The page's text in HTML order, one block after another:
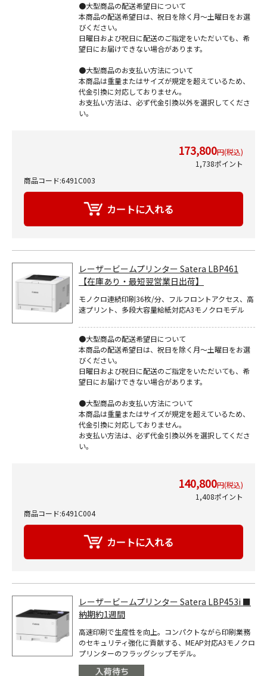
●大型商品の配送希望日について
本商品の配送希望日は、祝日を除く月～土曜日をお選
びください。
日曜日および祝日に配送のご指定をいただいても、希
望日にお届けできない場合があります。
●大型商品のお支払い方法について
本商品は重量またはサイズが規定を超えているため、
代金引換に対応しておりません。
お支払い方法は、必ず代金引換以外を選択してくださ
い。
173,800円(税込)
1,738ポイント
商品コード:6491C003
レーザービームプリンター Satera LBP461
【在庫あり・最短翌営業日出荷】
モノクロ連続印刷36枚/分、フルフロントアクセス、高
速プリント、多段大容量給紙対応A3モノクロモデル
●大型商品の配送希望日について
本商品の配送希望日は、祝日を除く月～土曜日をお選
びください。
日曜日および祝日に配送のご指定をいただいても、希
望日にお届けできない場合があります。
●大型商品のお支払い方法について
本商品は重量またはサイズが規定を超えているため、
代金引換に対応しておりません。
お支払い方法は、必ず代金引換以外を選択してくださ
い。
140,800円(税込)
1,408ポイント
商品コード:6491C004
レーザービームプリンター Satera LBP453i ■
納期約1週間
高速印刷で生産性を向上。コンパクトながら印刷業務
のセキュリティ強化に貢献する、MEAP対応A3モノクロ
プリンターのフラッグシップモデル。